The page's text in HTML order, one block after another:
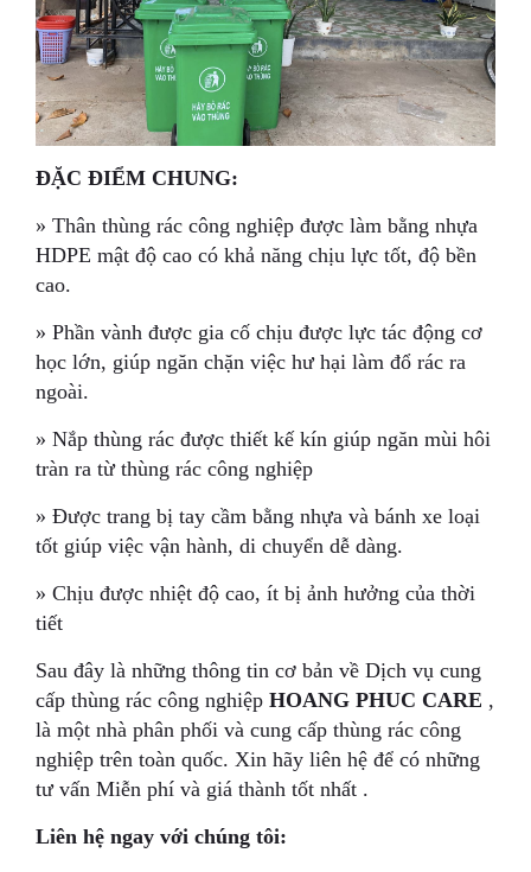
ĐẶC ĐIỂM CHUNG:
» Thân thùng rác công nghiệp được làm bằng nhựa
HDPE mật độ cao có khả năng chịu lực tốt, độ bền
cao.
» Phần vành được gia cố chịu được lực tác động cơ
học lớn, giúp ngăn chặn việc hư hại làm đổ rác ra
ngoài.
» Nắp thùng rác được thiết kế kín giúp ngăn mùi hôi
tràn ra từ thùng rác công nghiệp
» Được trang bị tay cầm bằng nhựa và bánh xe loại
tốt giúp việc vận hành, di chuyển dễ dàng.
» Chịu được nhiệt độ cao, ít bị ảnh hưởng của thời
tiết
Sau đây là những thông tin cơ bản về Dịch vụ cung
cấp thùng rác công nghiệp HOANG PHUC CARE ,
là một nhà phân phối và cung cấp thùng rác công
nghiệp trên toàn quốc. Xin hãy liên hệ để có những
tư vấn Miễn phí và giá thành tốt nhất .
Liên hệ ngay với chúng tôi: